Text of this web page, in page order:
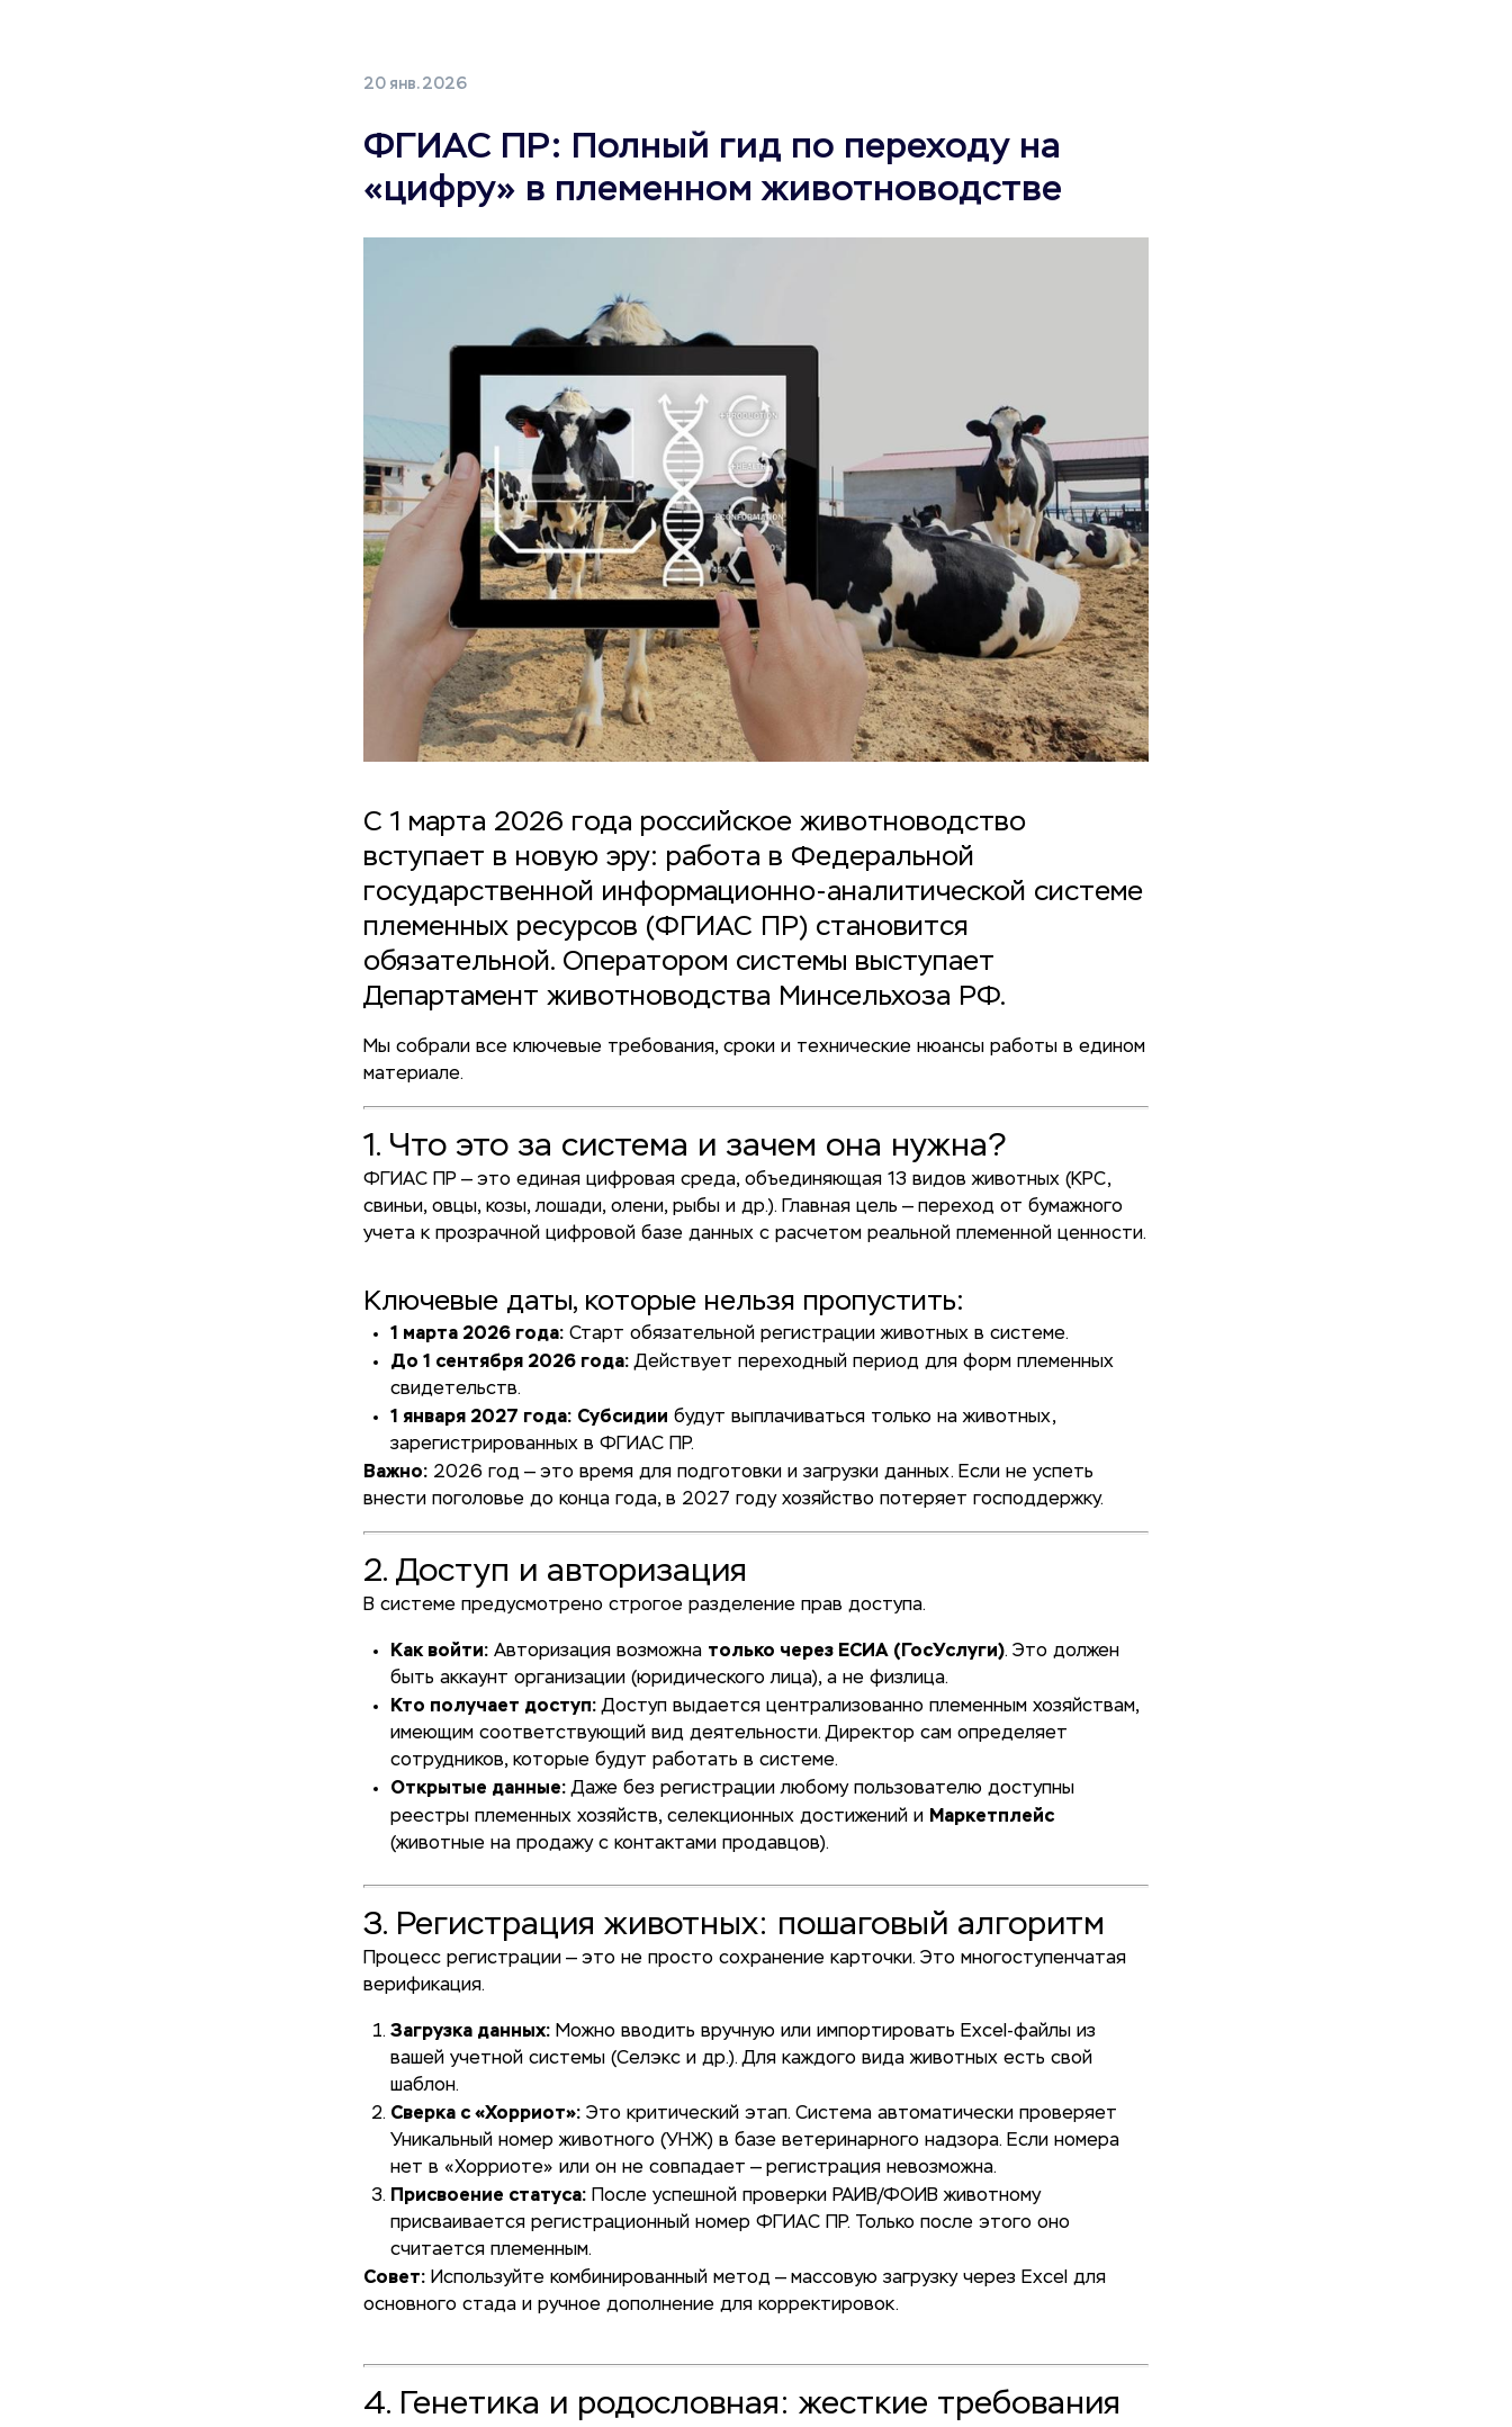
20 янв. 2026
ФГИАС ПР: Полный гид по переходу на
«цифру» в племенном животноводстве
С 1 марта 2026 года российское животноводство
вступает в новую эру: работа в Федеральной
государственной информационно-аналитической системе
племенных ресурсов (ФГИАС ПР) становится
обязательной. Оператором системы выступает
Департамент животноводства Минсельхоза РФ.
Мы собрали все ключевые требования, сроки и технические нюансы работы в едином
материале.
1. Что это за система и зачем она нужна?
ФГИАС ПР — это единая цифровая среда, объединяющая 13 видов животных (КРС,
свиньи, овцы, козы, лошади, олени, рыбы и др.). Главная цель — переход от бумажного
учета к прозрачной цифровой базе данных с расчетом реальной племенной ценности.
Ключевые даты, которые нельзя пропустить:
1 марта 2026 года: Старт обязательной регистрации животных в системе.
До 1 сентября 2026 года: Действует переходный период для форм племенных
свидетельств.
1 января 2027 года: Субсидии будут выплачиваться только на животных,
зарегистрированных в ФГИАС ПР.
Важно: 2026 год — это время для подготовки и загрузки данных. Если не успеть
внести поголовье до конца года, в 2027 году хозяйство потеряет господдержку.
2. Доступ и авторизация
В системе предусмотрено строгое разделение прав доступа.
Как войти: Авторизация возможна только через ЕСИА (ГосУслуги). Это должен
быть аккаунт организации (юридического лица), а не физлица.
Кто получает доступ: Доступ выдается централизованно племенным хозяйствам,
имеющим соответствующий вид деятельности. Директор сам определяет
сотрудников, которые будут работать в системе.
Открытые данные: Даже без регистрации любому пользователю доступны
реестры племенных хозяйств, селекционных достижений и Маркетплейс
(животные на продажу с контактами продавцов).
3. Регистрация животных: пошаговый алгоритм
Процесс регистрации — это не просто сохранение карточки. Это многоступенчатая
верификация.
Загрузка данных: Можно вводить вручную или импортировать Excel-файлы из
вашей учетной системы (Селэкс и др.). Для каждого вида животных есть свой
шаблон.
Сверка с «Хорриот»: Это критический этап. Система автоматически проверяет
Уникальный номер животного (УНЖ) в базе ветеринарного надзора. Если номера
нет в «Хорриоте» или он не совпадает — регистрация невозможна.
Присвоение статуса: После успешной проверки РАИВ/ФОИВ животному
присваивается регистрационный номер ФГИАС ПР. Только после этого оно
считается племенным.
Совет: Используйте комбинированный метод — массовую загрузку через Excel для
основного стада и ручное дополнение для корректировок.
4. Генетика и родословная: жесткие требования